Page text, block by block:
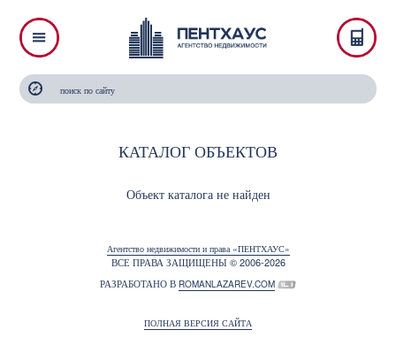
КАТАЛОГ ОБЪЕКТОВ
Объект каталога не найден
Агентство недвижимости и права «ПЕНТХАУС»
ВСЕ ПРАВА ЗАЩИЩЕНЫ © 2006-2026
РАЗРАБОТАНО В ROMANLAZAREV.COM
ПОЛНАЯ ВЕРСИЯ САЙТА